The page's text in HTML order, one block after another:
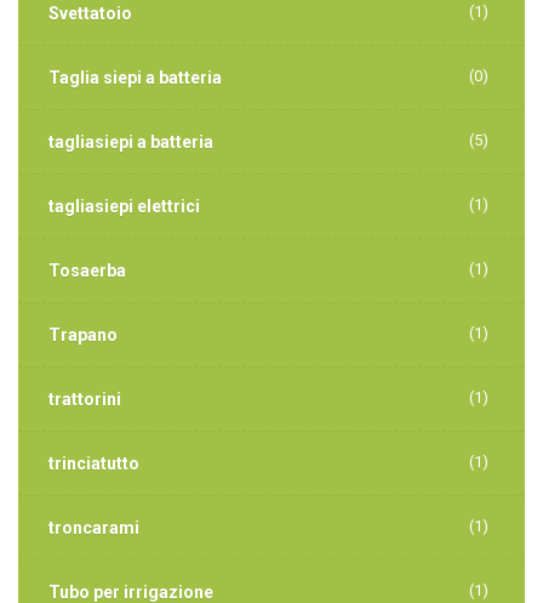
Svettatoio (1)
Taglia siepi a batteria (0)
tagliasiepi a batteria (5)
tagliasiepi elettrici (1)
Tosaerba (1)
Trapano (1)
trattorini (1)
trinciatutto (1)
troncarami (1)
Tubo per irrigazione (1)